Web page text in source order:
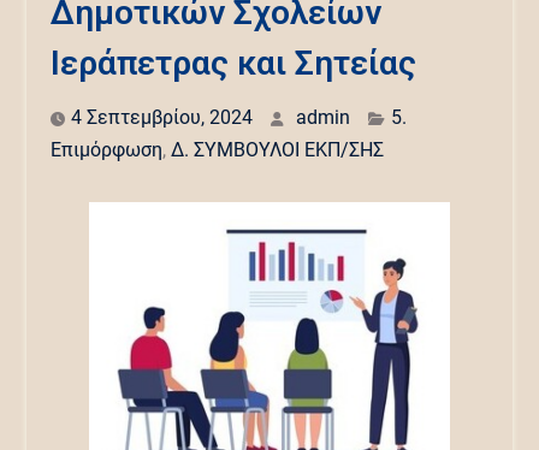
Δημοτικών Σχολείων
Ιεράπετρας και Σητείας
4 Σεπτεμβρίου, 2024 admin
5.
Επιμόρφωση, Δ. ΣΥΜΒΟΥΛΟΙ ΕΚΠ/ΣΗΣ